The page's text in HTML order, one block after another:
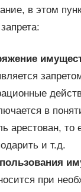
в этом
в
арестован, то
и т.д.
при